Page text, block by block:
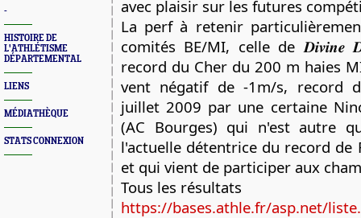
-
HISTOIRE DE
L'ATHLÉTISME
DÉPARTEMENTAL
LIENS
MÉDIATHÈQUE
STATS CONNEXION
avec plaisir sur les futures
La perf à retenir
comités BE/MI, celle de 𝑫𝒊𝒗𝒊𝒏𝒆
record du Cher du 200 m haies
vent négatif de -1m/s, record
juillet 2009 par une certaine
(AC Bourges) qui n'est autre
l'actuelle détentrice du record de
et qui vient de participer aux
Tous les résultats
https://bases.athle.fr/asp.net/